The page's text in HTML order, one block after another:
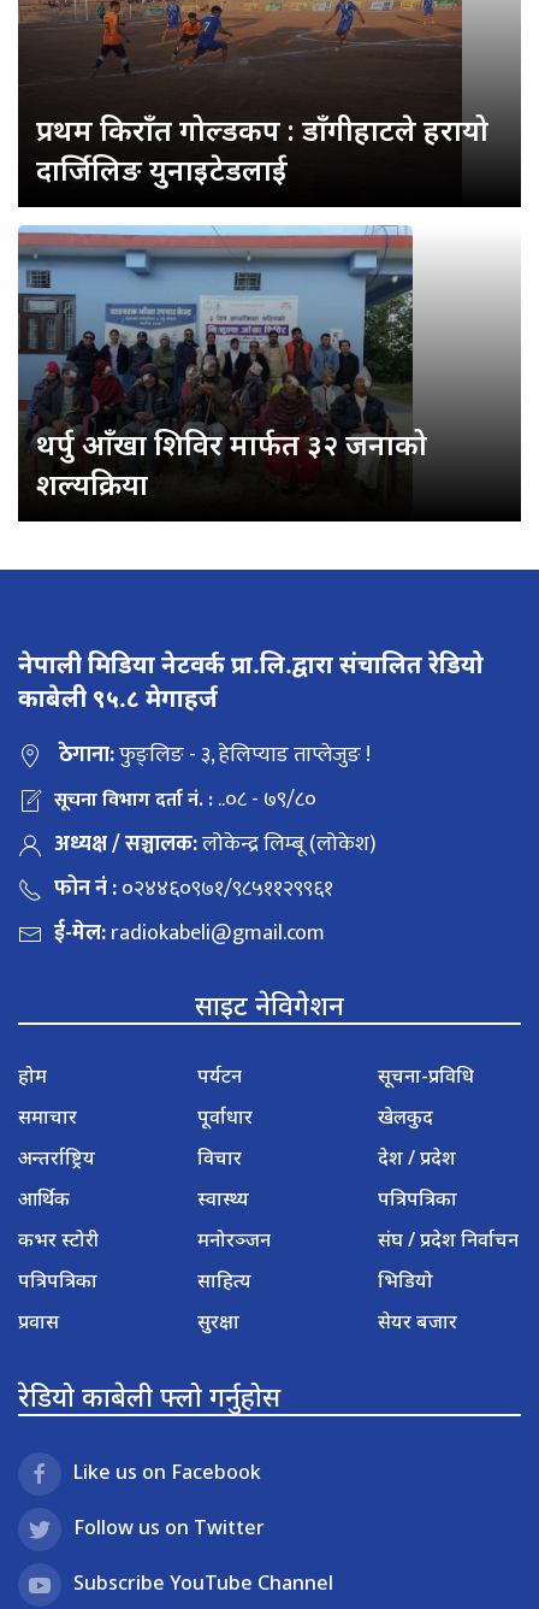
प्रथम किराँत गोल्डकप : डाँगीहाटले हरायो
दार्जिलिङ युनाइटेडलाई
थर्पु आँखा शिविर मार्फत ३२ जनाको
शल्यक्रिया
नेपाली मिडिया नेटवर्क प्रा.लि.द्वारा संचालित रेडियो
काबेली ९५.८ मेगाहर्ज
ठेगाना:फुङ्लिङ - ३, हेलिप्याड ताप्लेजुङ !
सूचना विभाग दर्ता नं. :..०८ - ७९/८०
अध्यक्ष / सञ्चालक:लोकेन्द्र लिम्बू (लोकेश)
फोन नं :०२४४६०९७१/९८५११२९९६१
ई-मेल:radiokabeli@gmail.com
साइट नेविगेशन
होम
समाचार
अन्तर्राष्ट्रिय
आर्थिक
कभर स्टोरी
पत्रिपत्रिका
प्रवास
पर्यटन
पूर्वाधार
विचार
स्वास्थ्य
मनोरञ्जन
साहित्य
सुरक्षा
सूचना-प्रविधि
खेलकुद
देश / प्रदेश
पत्रिपत्रिका
संघ / प्रदेश निर्वाचन
भिडियो
सेयर बजार
रेडियो काबेली फ्लो गर्नुहोस
Like us on Facebook
Follow us on Twitter
Subscribe YouTube Channel